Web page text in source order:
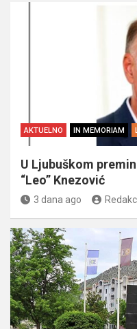
AKTUELNO IN MEMORIAM
U Ljubuškom
“Leo” Knezović
3 dana ago